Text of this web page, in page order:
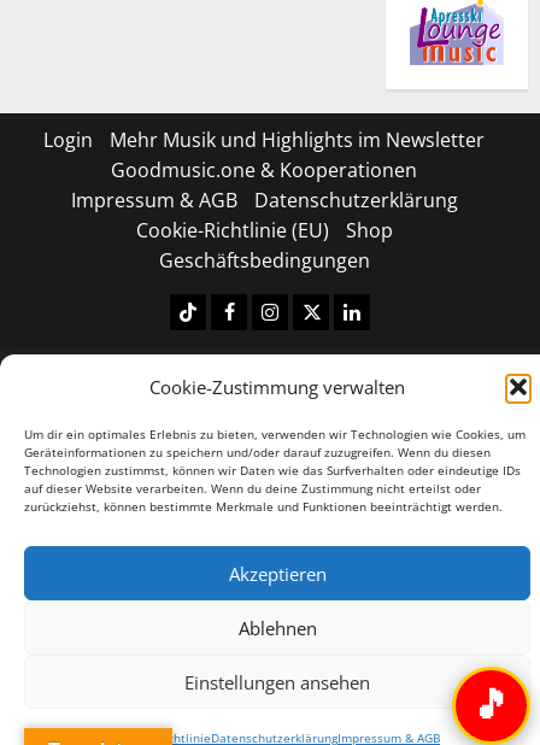
Cookie-Zustimmung verwalten
Um dir ein optimales Erlebnis zu bieten, verwenden wir Technologien wie Cookies, um
Geräteinformationen zu speichern und/oder darauf zuzugreifen. Wenn du diesen
Technologien zustimmst, können wir Daten wie das Surfverhalten oder eindeutige IDs
auf dieser Website verarbeiten. Wenn du deine Zustimmung nicht erteilst oder
zurückziehst, können bestimmte Merkmale und Funktionen beeinträchtigt werden.
Akzeptieren
Ablehnen
Einstellungen ansehen
Cookie-RichtlinieDatenschutzerklärungImpressum & AGB
Login
Mehr Musik und Highlights im Newsletter
Goodmusic.one & Kooperationen
Impressum & AGB
Datenschutzerklärung
Cookie-Richtlinie (EU)
Shop
Geschäftsbedingungen
TiktokFacebook
Instagram
X LinkedIN
Copyright © 2026 All rights reserved. |
by
AF themes.
🎵